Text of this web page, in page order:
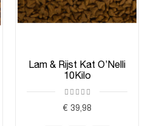
Lam & Rijst Kat O’Nelli
10Kilo
€ 39,98